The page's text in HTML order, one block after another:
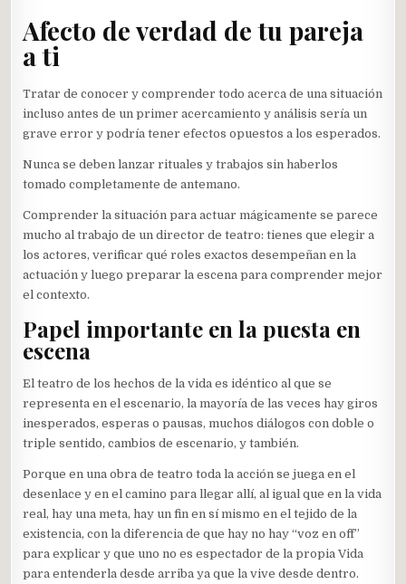
Afecto de verdad de tu pareja
a ti
Tratar de conocer y comprender todo acerca de una situación
incluso antes de un primer acercamiento y análisis sería un
grave error y podría tener efectos opuestos a los esperados.
Nunca se deben lanzar rituales y trabajos sin haberlos
tomado completamente de antemano.
Comprender la situación para actuar mágicamente se parece
mucho al trabajo de un director de teatro: tienes que elegir a
los actores, verificar qué roles exactos desempeñan en la
actuación y luego preparar la escena para comprender mejor
el contexto.
Papel importante en la puesta en
escena
El teatro de los hechos de la vida es idéntico al que se
representa en el escenario, la mayoría de las veces hay giros
inesperados, esperas o pausas, muchos diálogos con doble o
triple sentido, cambios de escenario, y también.
Porque en una obra de teatro toda la acción se juega en el
desenlace y en el camino para llegar allí, al igual que en la vida
real, hay una meta, hay un fin en sí mismo en el tejido de la
existencia, con la diferencia de que hay no hay “voz en off”
para explicar y que uno no es espectador de la propia Vida
para entenderla desde arriba ya que la vive desde dentro.